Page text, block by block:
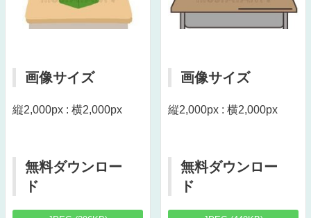
画像サイズ
縦2,000px : 横2,000px
無料ダウンロー
ド
画像サイズ
縦2,000px : 横2,000px
無料ダウンロー
ド